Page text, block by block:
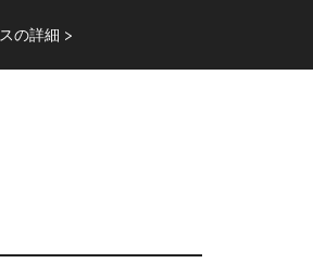
の詳細 >